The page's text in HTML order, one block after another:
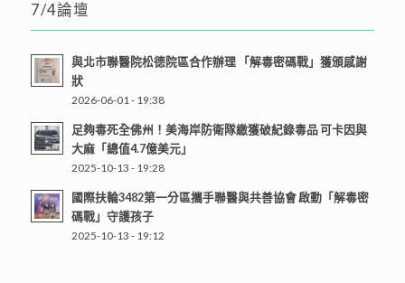
7/4論壇
與北市聯醫院松德院區合作辦理 「解毒密碼戰」獲頒感謝
狀
2026-06-01 - 19:38
足夠毒死全佛州！美海岸防衛隊繳獲破紀錄毒品 可卡因與
大麻「總值4.7億美元」
2025-10-13 - 19:28
國際扶輪3482第一分區攜手聯醫與共善協會 啟動「解毒密
碼戰」守護孩子
2025-10-13 - 19:12